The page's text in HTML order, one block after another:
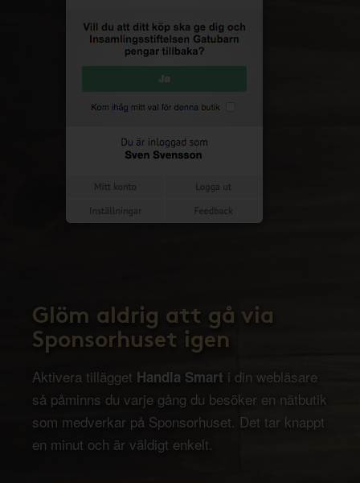
Glöm aldrig att gå via
Sponsorhuset igen
Aktivera tillägget Handla Smart i din webläsare
så påminns du varje gång du besöker en nätbutik
som medverkar på Sponsorhuset. Det tar knappt
en minut och är väldigt enkelt.